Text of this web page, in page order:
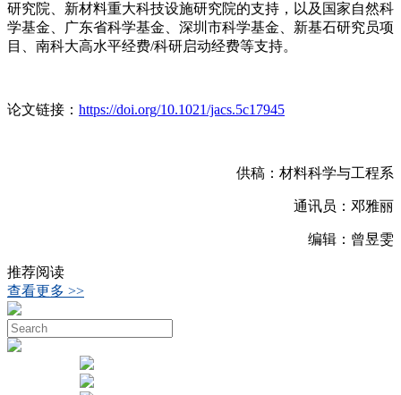
研究院、新材料重大科技设施研究院的支持，以及国家自然科
学基金、广东省科学基金、深圳市科学基金、新基石研究员项
目、南科大高水平经费/科研启动经费等支持。
论文链接： https://doi.org/10.1021/jacs.5c17945
供稿：材料科学与工程系
通讯员：邓雅丽
编辑：曾昱雯
推荐阅读
查看更多 >>